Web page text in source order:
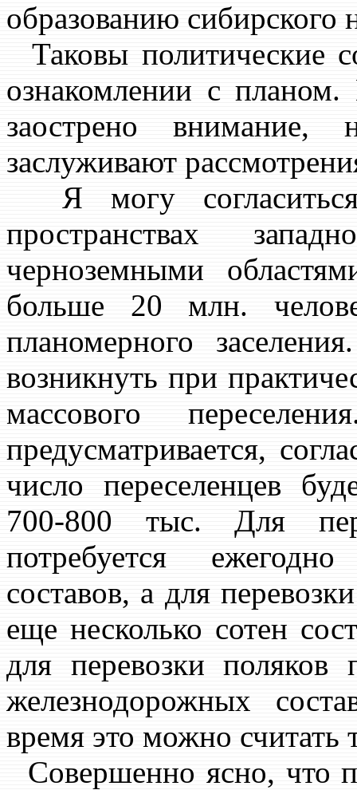
образованию сибирского
Таковы политические
ознакомлении с
заострено
заслуживают
Я могу
пространствах
черноземными
больше 20 млн.
планомерного
возникнуть при
массового
предусматривается,
число переселенцев
700-800 тыс. Для
потребуется
составов, а для
еще несколько сотен
для перевозки поляков
железнодорожных
время это можно
Совершенно ясно, что